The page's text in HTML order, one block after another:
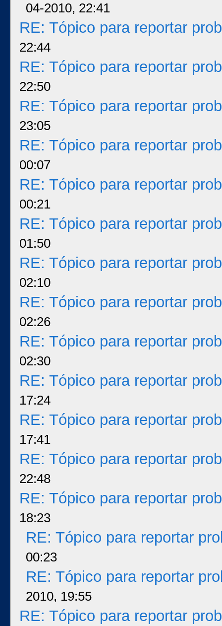
04-2010, 22:41
RE: Tópico para reportar
22:44
RE: Tópico para reportar
22:50
RE: Tópico para reportar
23:05
RE: Tópico para reportar
00:07
RE: Tópico para reportar
00:21
RE: Tópico para reportar
01:50
RE: Tópico para reportar
02:10
RE: Tópico para reportar
02:26
RE: Tópico para reportar
02:30
RE: Tópico para reportar
17:24
RE: Tópico para reportar
17:41
RE: Tópico para reportar
22:48
RE: Tópico para reportar
18:23
RE: Tópico para reportar
00:23
RE: Tópico para reportar
2010, 19:55
RE: Tópico para reportar